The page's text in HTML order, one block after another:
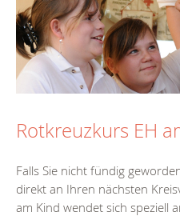
Rotkreuzkurs EH
Falls Sie nicht fündig
direkt an Ihren nächsten
am Kind wendet sich speziell